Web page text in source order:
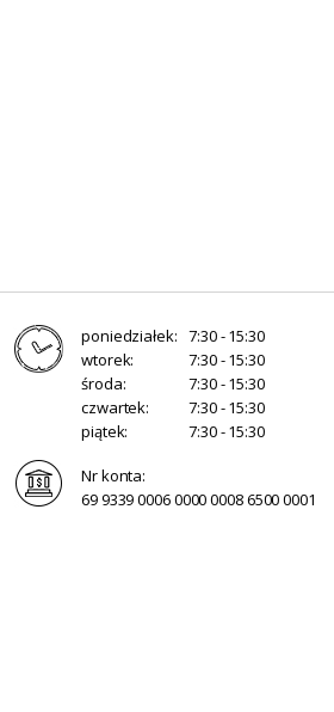
poniedziałek: 7:30 - 15:30
wtorek:
7:30 - 15:30
środa:
7:30 - 15:30
czwartek:
7:30 - 15:30
piątek:
7:30 - 15:30
Nr konta:
69 9339 0006 0000 0008 6500 0001